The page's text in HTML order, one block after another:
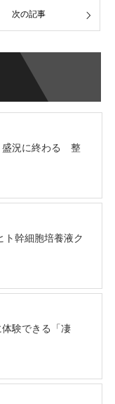
次の記事
盛況に終わる 整
ト幹細胞培養液ク
験できる「凄